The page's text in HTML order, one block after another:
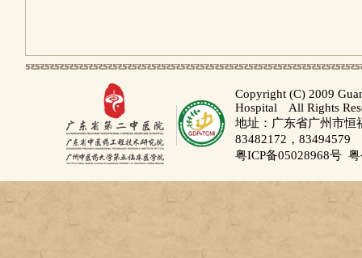
Copyright (C) 2009
Hospital All Rights
地址：广东省广州市
83482172，83494579
粤ICP备05028968号